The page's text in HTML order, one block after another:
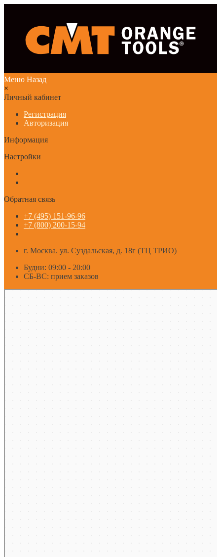
Меню Назад
×
Личный кабинет
Регистрация
Авторизация
Информация
Настройки
Обратная связь
+7 (495) 151-96-96
+7 (800) 200-15-94
г. Москва. ул. Суздальская, д. 18г (ТЦ ТРИО)
Будни: 09:00 - 20:00
СБ-ВС: прием заказов